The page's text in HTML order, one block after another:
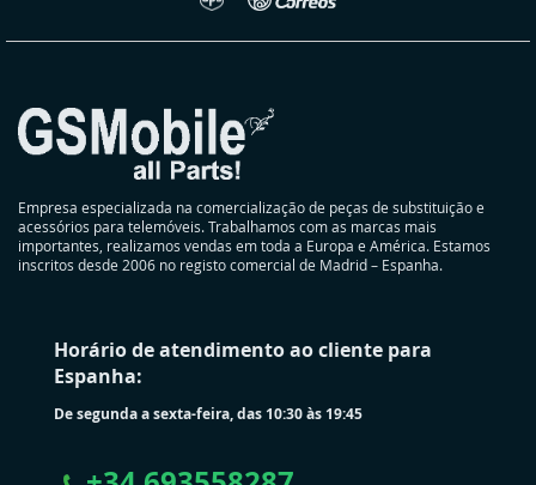
Empresa especializada na comercialização de peças de substituição e
acessórios para telemóveis. Trabalhamos com as marcas mais
importantes, realizamos vendas em toda a Europa e América. Estamos
inscritos desde 2006 no registo comercial de Madrid – Espanha.
Horário de atendimento ao cliente para
Espanha:
De segunda a sexta-feira, das 10:30 às 19:45